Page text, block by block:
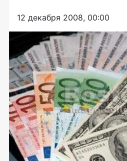
12 декабря 2008, 00:00